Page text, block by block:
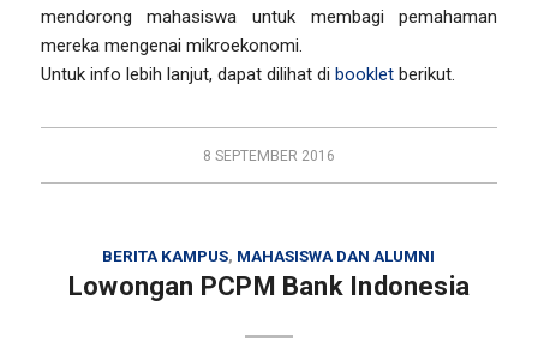
mendorong mahasiswa untuk membagi pemahaman
mereka mengenai mikroekonomi.
Untuk info lebih lanjut, dapat dilihat di booklet berikut.
8 SEPTEMBER 2016
BERITA KAMPUS, MAHASISWA DAN ALUMNI
Lowongan PCPM Bank Indonesia